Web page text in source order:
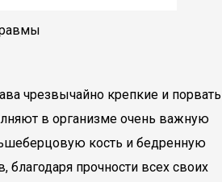
чрезвычайно крепкие и порвать
в организме очень важную
кость и бедренную
благодаря прочности всех своих